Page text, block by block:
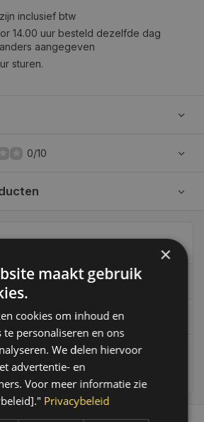
inclusief btw
14.00 uur besteld dezelfde dag
aangegeven
sturen.
0/10
us a 9,4 at
×
maakt gebruik
cookies om inhoud en
te personaliseren en ons
We delen hiervoor
advertentie- en
Voor meer informatie zie
Privacybeleid